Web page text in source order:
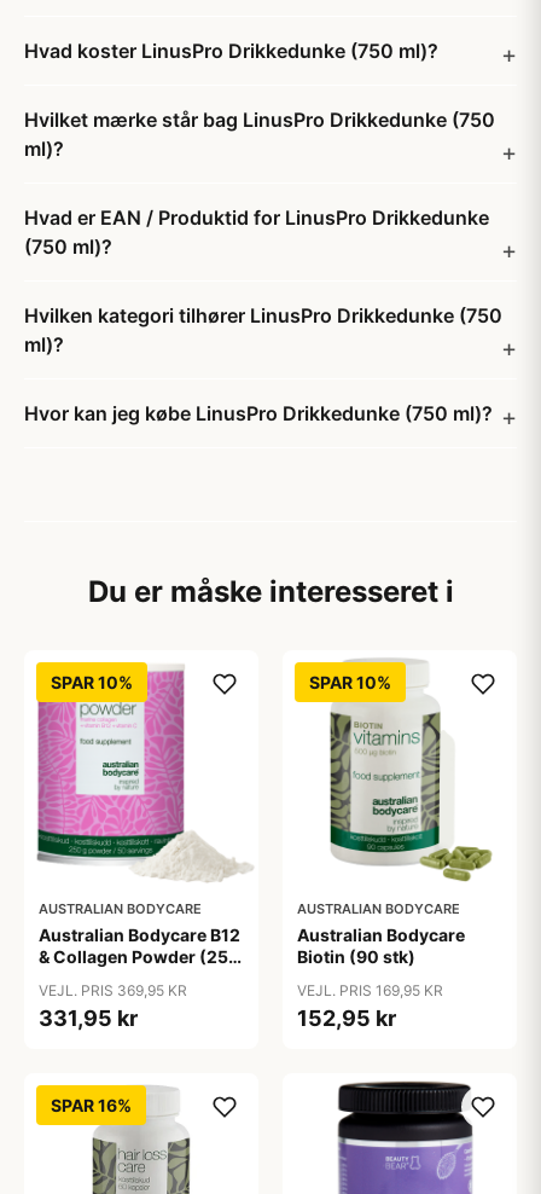
Hvad koster LinusPro Drikkedunke (750 ml)?
Hvilket mærke står bag LinusPro Drikkedunke (750
ml)?
Hvad er EAN / Produktid for LinusPro Drikkedunke
(750 ml)?
Hvilken kategori tilhører LinusPro Drikkedunke (750
ml)?
Hvor kan jeg købe LinusPro Drikkedunke (750 ml)?
Du er måske interesseret i
SPAR 10%
AUSTRALIAN BODYCARE
Australian Bodycare B12
& Collagen Powder (250
VEJL. PRIS 369,95 KR
331,95 kr
SPAR 10%
AUSTRALIAN BODYCARE
Australian Bodycare
Biotin (90 stk)
VEJL. PRIS 169,95 KR
152,95 kr
SPAR 16%